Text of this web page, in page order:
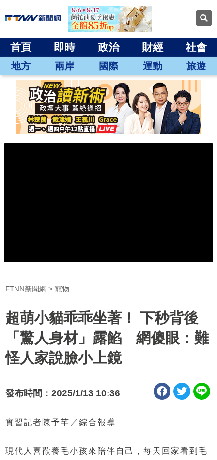
首頁 即時 政治 財經 社會
地方 兩岸 國際 運動 旅遊
FTNN新聞網 寵物
超萌小貓乖乖坐著！ 下秒背後
「驚人身材」露餡 網傻眼：難
怪人家說臉小上鏡
發布時間：2025/1/13 10:36
實習記者陳予芊／綜合報導
現代人喜歡養毛小孩來陪伴自己，每天回家看到毛